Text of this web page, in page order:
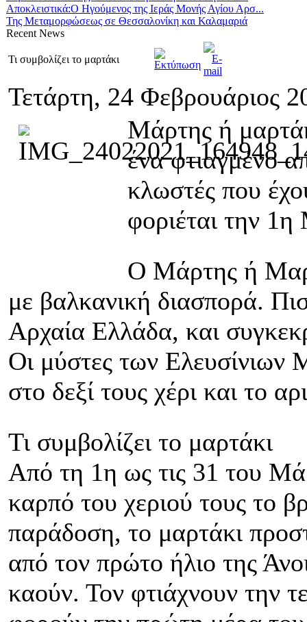
Αποκλειστικά:Ο Ηγούμενος της Ιεράς Μονής Αγίου Αρσ...
Της Μεταμορφώσεως σε Θεσσαλονίκη και Καλαμαριά
Recent News
Τι συμβολίζει το μαρτάκι
Τετάρτη, 24 Φεβρουάριος
Μάρτης ή
ένα φτιαγμένο
κλωστές που
φοριέται την
Ο Μάρτης ή
με βαλκανική διασπορά.
Αρχαία Ελλάδα, και
Οι μύστες των Ελευσίνιων
στο δεξί τους χέρι και το
Τι συμβολίζει το μαρτάκι
Από τη 1η ως τις 31 του
καρπό του χεριού τους το
παράδοση, το μαρτάκι
από τον πρώτο ήλιο της
καούν. Τον φτιάχνουν την